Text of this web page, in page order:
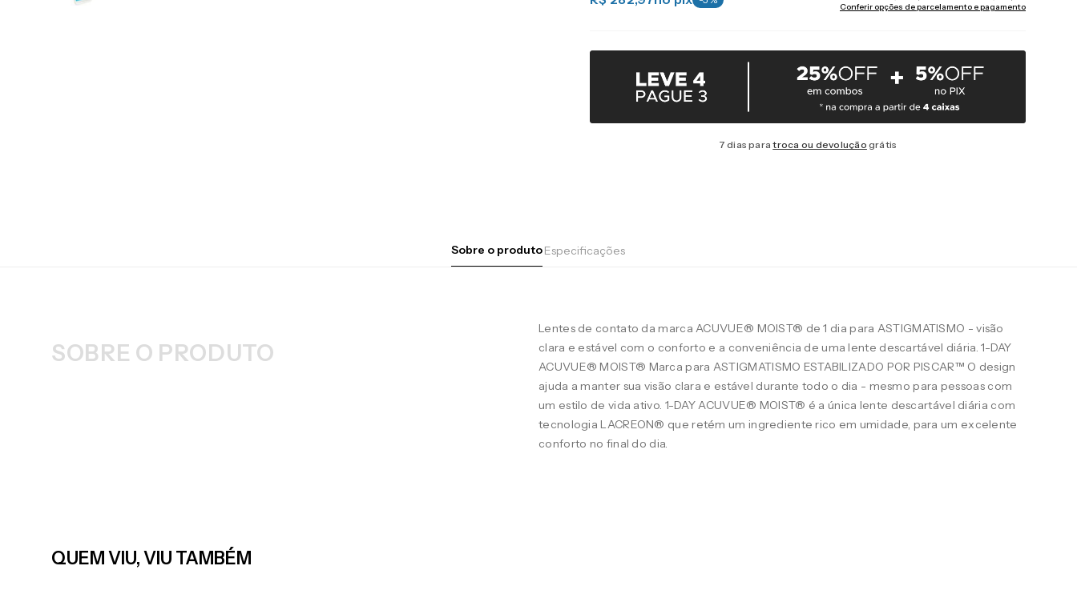
Conferir opções de parcelamento e pagamento
7 dias paratroca ou devolução grátis
Sobre o produtoEspecificações
SOBRE O PRODUTO
Lentes de contato da marca ACUVUE® MOIST® de 1 dia para ASTIGMATISMO - visão
clara e estável com o conforto e a conveniência de uma lente descartável diária. 1-DAY
ACUVUE® MOIST® Marca para ASTIGMATISMO ESTABILIZADO POR PISCAR™ O design
ajuda a manter sua visão clara e estável durante todo o dia - mesmo para pessoas com
um estilo de vida ativo. 1-DAY ACUVUE® MOIST® é a única lente descartável diária com
tecnologia LACREON® que retém um ingrediente rico em umidade, para um excelente
conforto no final do dia.
QUEM VIU, VIU TAMBÉM